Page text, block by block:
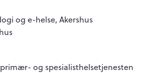
og e-helse, Akershus
og spesialisthelsetjenesten